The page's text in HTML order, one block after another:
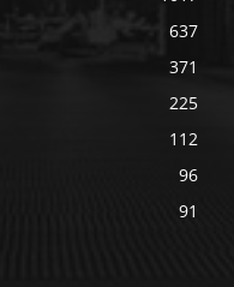
637
371
225
112
96
91